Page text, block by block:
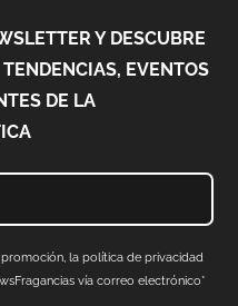
Y DESCUBRE
EVENTOS
DE LA
la política de privacidad
vía correo electrónico*